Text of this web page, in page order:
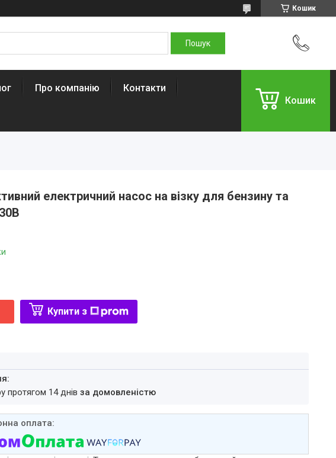
Кошик
Про компанію Контакти
Кошик
електричний насос на візку для бензину та
Купити з
протягом 14 днівза домовленістю